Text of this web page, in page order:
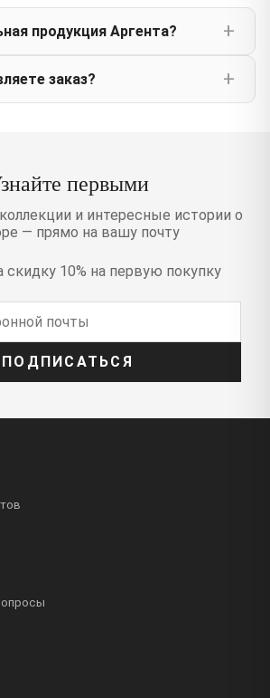
продукция Аргента?
заказ?
первыми
и интересные истории о
— прямо на вашу почту
10% на первую покупку
ПОДПИСАТЬСЯ